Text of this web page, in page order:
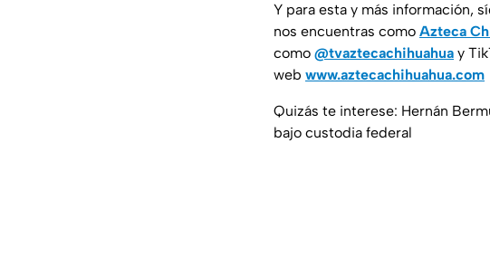
Y para esta y más información,
nos encuentras como Azteca
como @tvaztecachihuahua y
web www.aztecachihuahua.com
Quizás te interese: Hernán
bajo custodia federal